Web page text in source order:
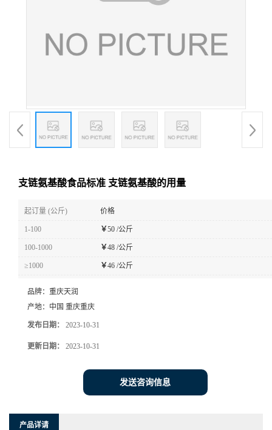
支链氨基酸食品标准 支链氨基酸的用量
起订量 (公斤) 价格
1-100 ￥50 /公斤
100-1000 ￥48 /公斤
≥1000 ￥46 /公斤
品牌： 重庆天润
产地： 中国 重庆重庆
发布日期： 2023-10-31
更新日期： 2023-10-31
发送咨询信息
产品详请